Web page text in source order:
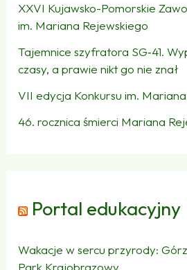
XXVI Kujawsko-Pomorskie
im. Mariana Rejewskiego
Tajemnice szyfratora SG‑41.
czasy, a prawie nikt go nie znał
VII edycja Konkursu im.
46. rocznica śmierci Mariana
Portal edukacyjny
Wakacje w sercu przyrody:
Park Krajobrazowy